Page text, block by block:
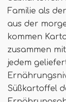
Familie als
aus der
kommen
zusammen
jedem
Süßkartoffel